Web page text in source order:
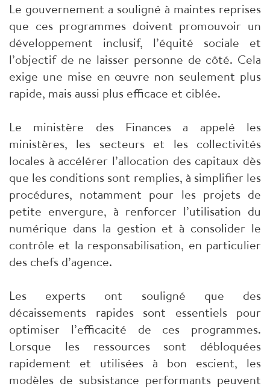
Le gouvernement a souligné à maintes reprises
que ces programmes doivent promouvoir un
développement inclusif, l’équité sociale et
l’objectif de ne laisser personne de côté. Cela
exige une mise en œuvre non seulement plus
rapide, mais aussi plus efficace et ciblée.
Le ministère des Finances a appelé les
ministères, les secteurs et les collectivités
locales à accélérer l’allocation des capitaux dès
que les conditions sont remplies, à simplifier les
procédures, notamment pour les projets de
petite envergure, à renforcer l’utilisation du
numérique dans la gestion et à consolider le
contrôle et la responsabilisation, en particulier
des chefs d’agence.
Les experts ont souligné que des
décaissements rapides sont essentiels pour
optimiser l’efficacité de ces programmes.
Lorsque les ressources sont débloquées
rapidement et utilisées à bon escient, les
modèles de subsistance performants peuvent